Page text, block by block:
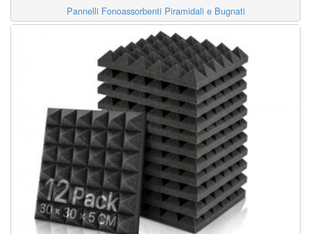
Pannelli Fonoassorbenti Piramidali e Bugnati